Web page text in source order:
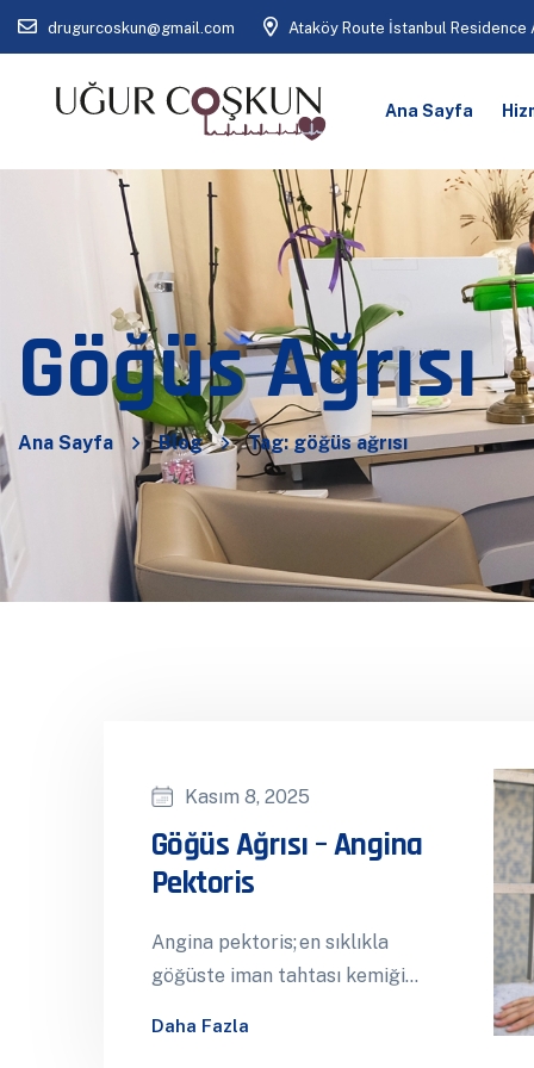
drugurcoskun@gmail.com Ataköy Route İstanbul Residence
Ana Sayfa
Göğüs Ağrısı
Ana Sayfa Blog Tag: göğüs ağrısı
Kasım 8, 2025
Göğüs Ağrısı – Angina
Pektoris
Angina pektoris; en sıklıkla
göğüste iman tahtası kemiği
Daha Fazla